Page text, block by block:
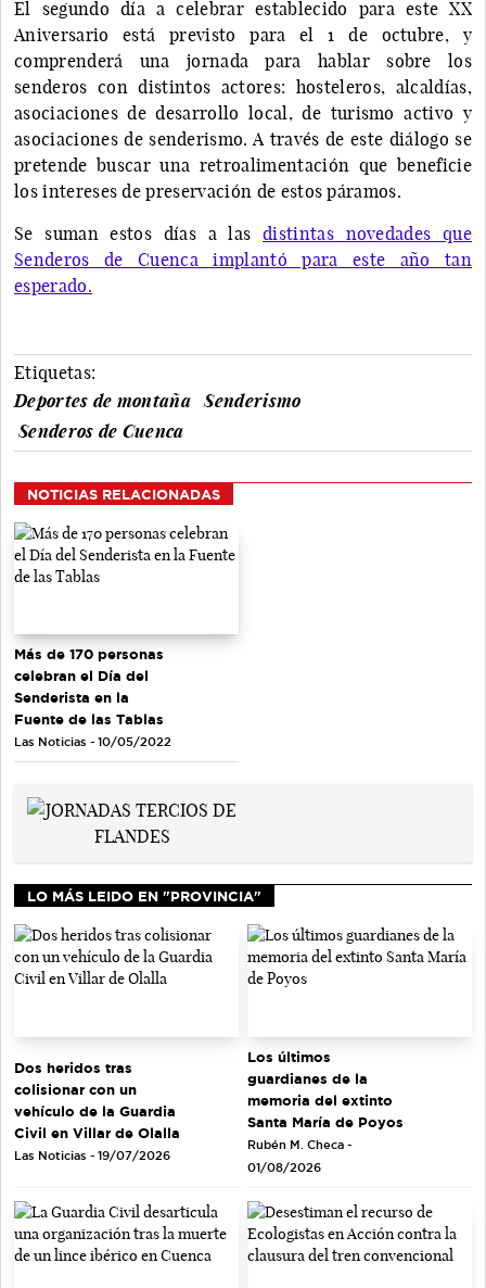
El segundo día a celebrar establecido para este XX
Aniversario está previsto para el 1 de octubre, y
comprenderá una jornada para hablar sobre los
senderos con distintos actores: hosteleros, alcaldías,
asociaciones de desarrollo local, de turismo activo y
asociaciones de senderismo. A través de este diálogo se
pretende buscar una retroalimentación que beneficie
los intereses de preservación de estos páramos.
Se suman estos días a lasdistintas novedades que
Senderos de Cuenca implantó para este año tan
esperado.
Etiquetas:
Deportes de montaña
Senderismo
Senderos de Cuenca
NOTICIAS RELACIONADAS
Más de 170 personas
celebran el Día del
Senderista en la
Fuente de las Tablas
Las Noticias - 10/05/2022
LO MÁS LEIDO EN "PROVINCIA"
Dos heridos tras
colisionar con un
vehículo de la Guardia
Civil en Villar de Olalla
Las Noticias - 19/07/2026
Los últimos
guardianes de la
memoria del extinto
Santa María de Poyos
Rubén M. Checa -
01/08/2026